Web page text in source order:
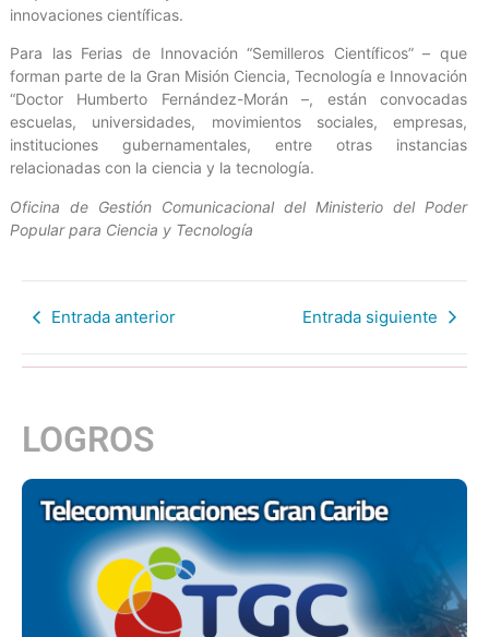
innovaciones científicas.
Para las Ferias de Innovación “Semilleros Científicos” – que
forman parte de la Gran Misión Ciencia, Tecnología e Innovación
“Doctor Humberto Fernández-Morán –, están convocadas
escuelas, universidades, movimientos sociales, empresas,
instituciones gubernamentales, entre otras instancias
relacionadas con la ciencia y la tecnología.
Oficina de Gestión Comunicacional del Ministerio del Poder
Popular para Ciencia y Tecnología
Entrada anterior Entrada siguiente
LOGROS